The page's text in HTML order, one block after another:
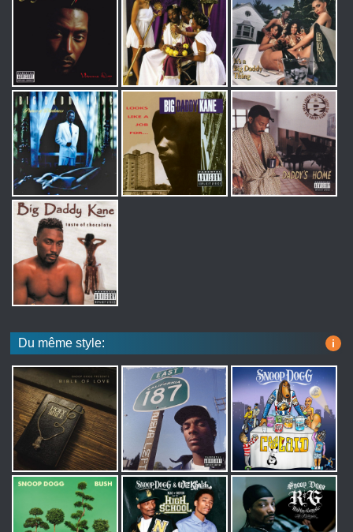
Du même style: i